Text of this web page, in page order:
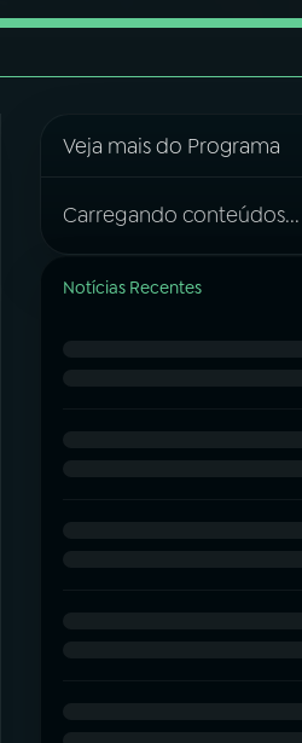
Veja mais do Programa
Carregando conteúdos...
Notícias Recentes